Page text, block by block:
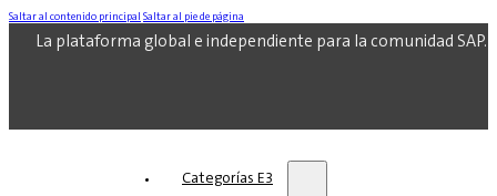
Saltar al contenido principal Saltar al pie de página
La plataforma global e independiente para la comunidad SAP.
Categorías E3